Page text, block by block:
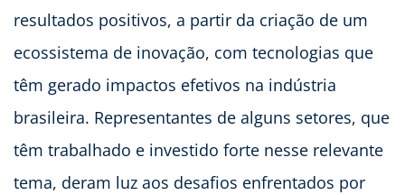
resultados positivos, a partir da criação de um
ecossistema de inovação, com tecnologias que
têm gerado impactos efetivos na indústria
brasileira. Representantes de alguns setores, que
têm trabalhado e investido forte nesse relevante
tema, deram luz aos desafios enfrentados por